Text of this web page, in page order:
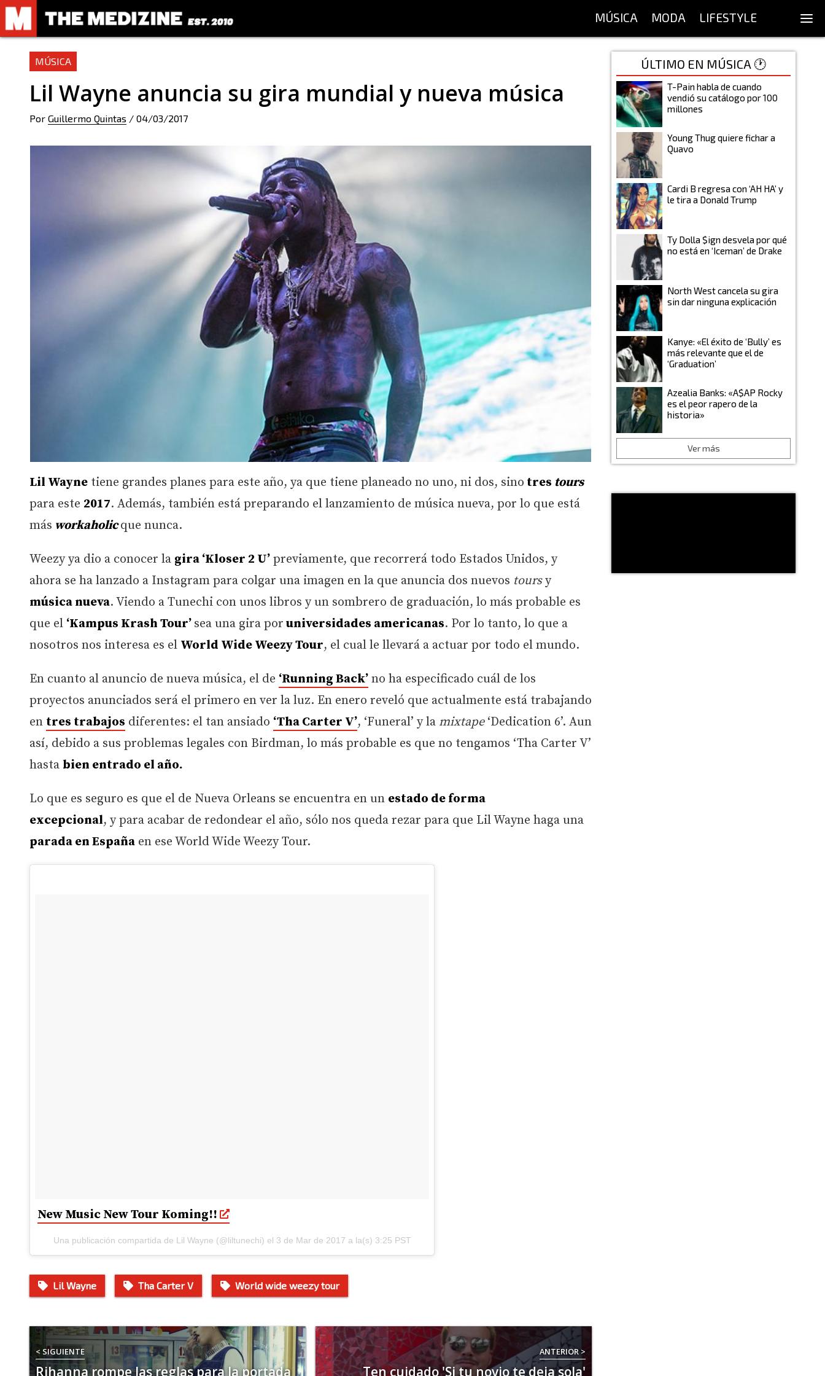
MÚSICA MODA LIFESTYLE
MÚSICA
Lil Wayne anuncia su gira mundial y nueva música
Por Guillermo Quintas / 04/03/2017
Lil Wayne tiene grandes planes para este año, ya que tiene planeado no uno, ni dos, sino tres tours
para este 2017. Además, también está preparando el lanzamiento de música nueva, por lo que está
más workaholic que nunca.
Weezy ya dio a conocer la gira ‘Kloser 2 U’ previamente, que recorrerá todo Estados Unidos, y
ahora se ha lanzado a Instagram para colgar una imagen en la que anuncia dos nuevos toursy
música nueva. Viendo a Tunechi con unos libros y un sombrero de graduación, lo más probable es
que el ‘Kampus Krash Tour’ sea una gira por universidades americanas. Por lo tanto, lo que a
nosotros nos interesa es el World Wide Weezy Tour, el cual le llevará a actuar por todo el mundo.
En cuanto al anuncio de nueva música, el de ‘Running Back’ no ha especificado cuál de los
proyectos anunciados será el primero en ver la luz. En enero reveló que actualmente está trabajando
en tres trabajos diferentes: el tan ansiado ‘Tha Carter V’, ‘Funeral’ y la mixtape‘Dedication 6’. Aun
así, debido a sus problemas legales con Birdman, lo más probable es que no tengamos ‘Tha Carter V’
hasta bien entrado el año.
Lo que es seguro es que el de Nueva Orleans se encuentra en un estado de forma
excepcional, y para acabar de redondear el año, sólo nos queda rezar para que Lil Wayne haga una
parada en España en ese World Wide Weezy Tour.
New Music New Tour Koming!!
Una publicación compartida de Lil Wayne (@liltunechi) el 3 de Mar de 2017 a la(s) 3:25 PST
Lil Wayne Tha Carter V World wide weezy tour
< SIGUIENTE
Rihanna rompe las reglas para la portada
ANTERIOR >
Ten cuidado 'Si tu novio te deja sola'
ÚLTIMO EN MÚSICA 🕐
T-Pain habla de cuando
vendió su catálogo por 100
millones
Young Thug quiere fichar a
Quavo
Cardi B regresa con ‘AH HA’ y
le tira a Donald Trump
Ty Dolla $ign desvela por qué
no está en ‘Iceman’ de Drake
North West cancela su gira
sin dar ninguna explicación
Kanye: «El éxito de ‘Bully’ es
más relevante que el de
‘Graduation’
Azealia Banks: «A$AP Rocky
es el peor rapero de la
historia»
Ver más